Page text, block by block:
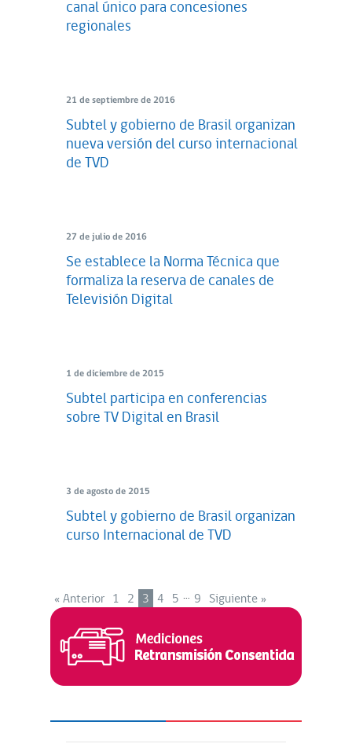
canal único para concesiones
regionales
21 de septiembre de 2016
Subtel y gobierno de Brasil organizan
nueva versión del curso internacional
de TVD
27 de julio de 2016
Se establece la Norma Técnica que
formaliza la reserva de canales de
Televisión Digital
1 de diciembre de 2015
Subtel participa en conferencias
sobre TV Digital en Brasil
3 de agosto de 2015
Subtel y gobierno de Brasil organizan
curso Internacional de TVD
« Anterior 1 2 3 4 5 … 9 Siguiente »